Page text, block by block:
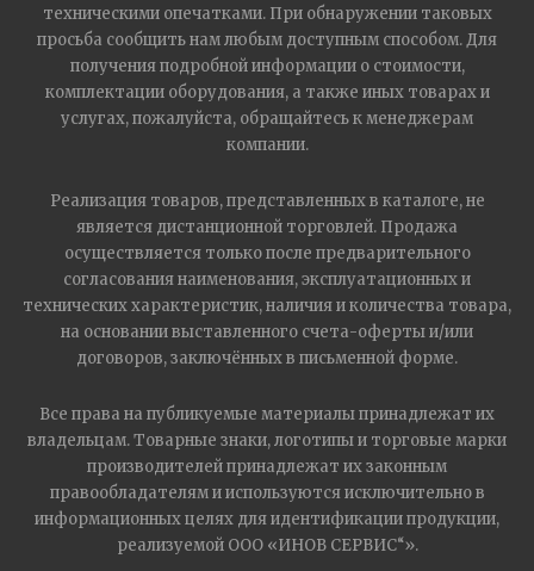
техническими опечатками. При обнаружении таковых
просьба сообщить нам любым доступным способом. Для
получения подробной информации о стоимости,
комплектации оборудования, а также иных товарах и
услугах, пожалуйста, обращайтесь к менеджерам
компании.
Реализация товаров, представленных в каталоге, не
является дистанционной торговлей. Продажа
осуществляется только после предварительного
согласования наименования, эксплуатационных и
технических характеристик, наличия и количества товара,
на основании выставленного счета-оферты и/или
договоров, заключённых в письменной форме.
Все права на публикуемые материалы принадлежат их
владельцам. Товарные знаки, логотипы и торговые марки
производителей принадлежат их законным
правообладателям и используются исключительно в
информационных целях для идентификации продукции,
реализуемой ООО «ИНОВ СЕРВИС“».